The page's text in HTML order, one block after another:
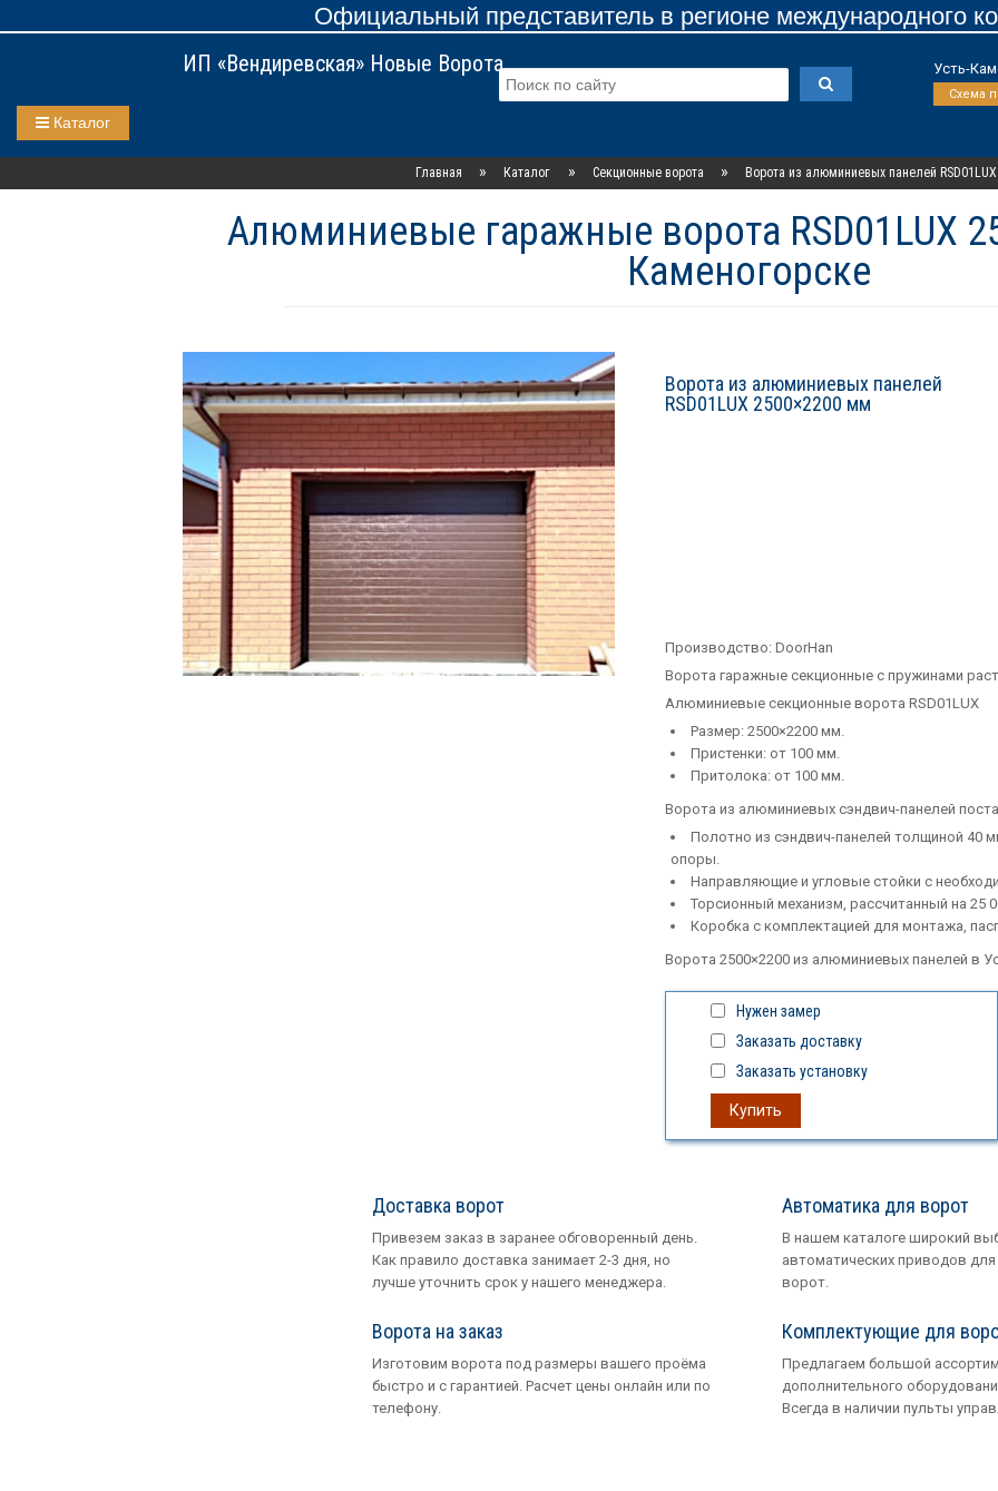
Официальный представитель в регионе международного
ИП «Вендиревская» Новые Ворота Усть-
Схема
Каталог
Главная » Каталог » Секционные ворота » Ворота из алюминиевых панелей
Алюминиевые гаражные ворота RSD01LUX
Каменогорске
Ворота из алюминиевых панелей
RSD01LUX 2500×2200 мм
Производство:DoorHan
Ворота гаражные секционные с пружинами
Алюминиевые секционные ворота RSD01LUX
Размер: 2500×2200 мм.
Пристенки: от 100 мм.
Притолока: от 100 мм.
Ворота из алюминиевых сэндвич-панелей
Полотно из сэндвич-панелей толщиной 40
опоры.
Направляющие и угловые стойки с
Торсионный механизм, рассчитанный на 25
Коробка с комплектацией для монтажа,
Ворота 2500×2200 из алюминиевых панелей в
Нужен замер
Заказать доставку
Заказать установку
Купить
Доставка ворот
Привезем заказ в заранее обговоренный день.
Как правило доставка занимает 2-3 дня, но
лучше уточнить срок у нашего менеджера.
Автоматика для ворот
В нашем каталоге широкий
автоматических приводов
ворот.
Ворота на заказ
Изготовим ворота под размеры вашего проёма
быстро и с гарантией. Расчет цены онлайн или по
телефону.
Комплектующие для
Предлагаем большой
дополнительного
Всегда в наличии пульты